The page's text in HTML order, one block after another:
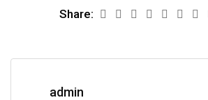
Share:
admin